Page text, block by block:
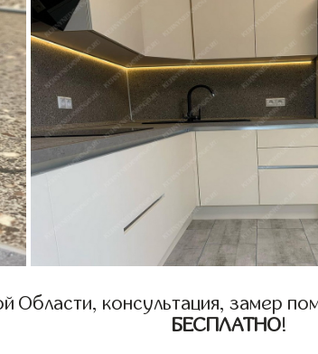
Области, консультация, замер
БЕСПЛАТНО!